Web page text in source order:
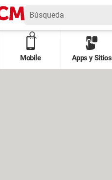
Mobile Apps y Sitios